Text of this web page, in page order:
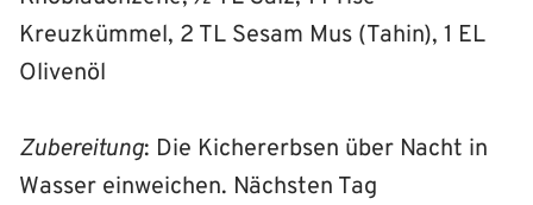
Kreuzkümmel, 2 TL Sesam Mus (Tahin), 1 EL
Olivenöl
Zubereitung: Die Kichererbsen über Nacht in
Wasser einweichen. Nächsten Tag